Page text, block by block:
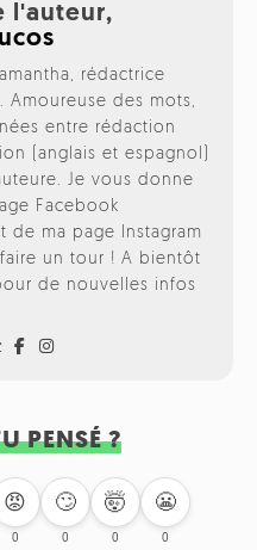
l'auteur,
rédactrice
Amoureuse des mots,
entre rédaction
(anglais et espagnol)
Je vous donne
Facebook
de ma page Instagram
un tour ! A bientôt
de nouvelles infos
PENSÉ ?
😡
0
🙄
0
🤯
0
😬
0